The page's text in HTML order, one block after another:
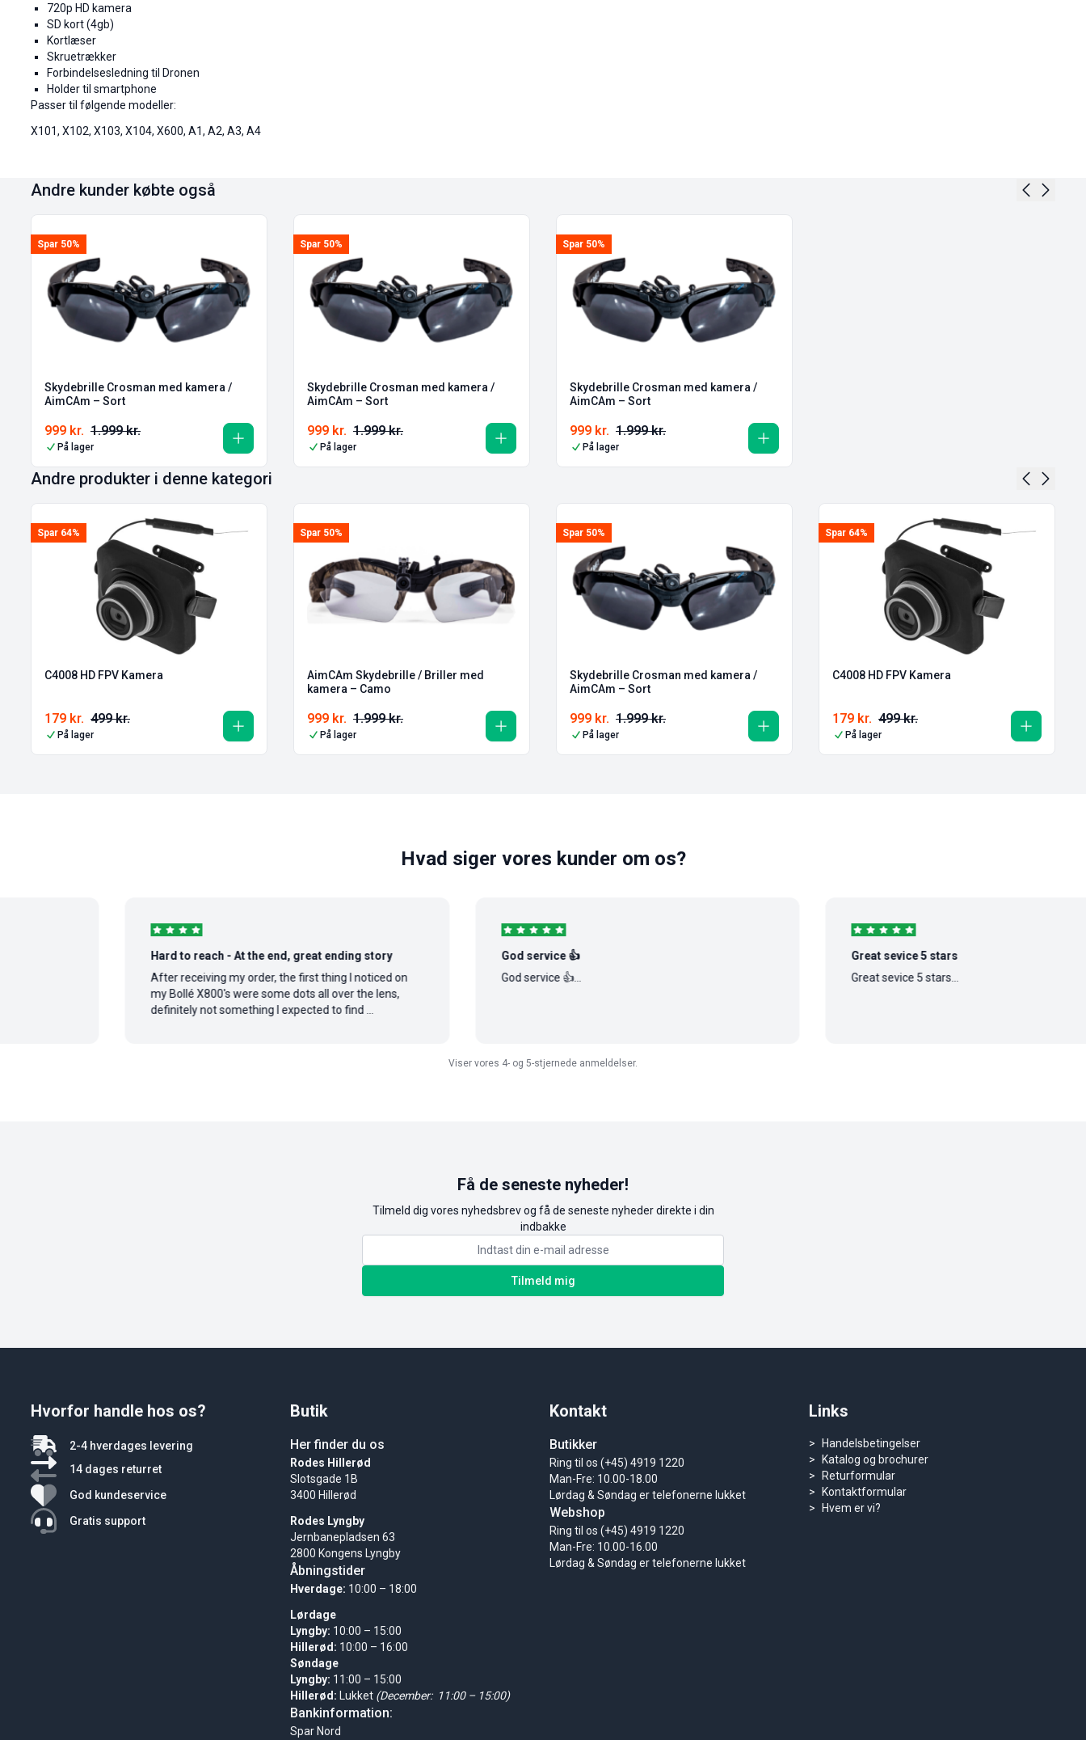
720p HD kamera
SD kort (4gb)
Kortlæser
Skruetrækker
Forbindelsesledning til Dronen
Holder til smartphone
Passer til følgende modeller:
X101, X102, X103, X104, X600, A1, A2, A3, A4
Andre kunder købte også
Spar 50%
Skydebrille Crosman med kamera /
AimCAm – Sort
1.999kr.
999 kr.
På lager
Spar 50%
Skydebrille Crosman med kamera /
AimCAm – Sort
1.999kr.
999 kr.
På lager
Spar 50%
Skydebrille Crosman med kamera /
AimCAm – Sort
1.999kr.
999 kr.
På lager
Andre produkter i denne kategori
Spar 64%
C4008 HD FPV Kamera
499kr.
179 kr.
På lager
Spar 50%
AimCAm Skydebrille / Briller med
kamera – Camo
1.999kr.
999 kr.
På lager
Spar 50%
Skydebrille Crosman med kamera /
AimCAm – Sort
1.999kr.
999 kr.
På lager
Spar 64%
C4008 HD FPV Kamera
499kr.
179 kr.
På lager
Hvad siger vores kunder om os?
Hard to reach - At the end, great ending story
After receiving my order, the first thing I noticed on
my Bollé X800's were some dots all over the lens,
definitely not something I expected to find ...
God service 👍
God service 👍...
Great sevice 5 stars
Great sevice 5 stars...
Viser vores 4- og 5-stjernede anmeldelser.
Få de seneste nyheder!
Tilmeld dig vores nyhedsbrev og få de seneste nyheder direkte i din
indbakke
Tilmeld mig
Butik
Her finder du os
Rodes Hillerød
Slotsgade 1B
3400 Hillerød
Rodes Lyngby
Jernbanepladsen 63
2800 Kongens Lyngby
Åbningstider
Hverdage: 10:00 – 18:00
Lørdage
Lyngby: 10:00 – 15:00
Hillerød: 10:00 – 16:00
Søndage
Lyngby: 11:00 – 15:00
Hillerød: Lukket (December: 11:00 – 15:00)
Bankinformation:
Spar Nord
Kontakt
Butikker
Ring til os (+45) 4919 1220
Man-Fre: 10.00-18.00
Lørdag & Søndag er telefonerne lukket
Webshop
Ring til os (+45) 4919 1220
Man-Fre: 10.00-16.00
Lørdag & Søndag er telefonerne lukket
Links
Handelsbetingelser
Katalog og brochurer
Returformular
Kontaktformular
Hvem er vi?
Hvorfor handle hos os?
2-4 hverdages levering
14 dages returret
God kundeservice
Gratis support